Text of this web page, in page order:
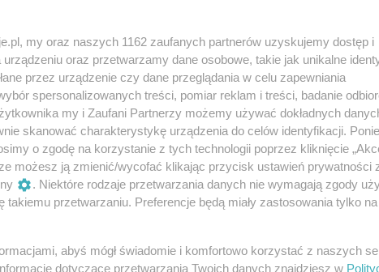
z 1. miejsca zrzucił go finalnie o 0,011
Russell, gdyby nie przyblokowanie przez
to Maxowi Verstappenowi, który popełnił
postój Alexa Albona. Williams długo
wypuścił swojego zawodnika na tor.
zaczęły się objawiać poważne
trasie.
pic.twitter.com/Zj66pUNUfj — Formula 1
Więcej
my oraz naszych 1162 zaufanych partnerów uzyskujemy dostęp i
oraz przetwarzamy dane osobowe, takie jak unikalne
przez urządzenie czy dane przeglądania w celu zapewniania
spersonalizowanych treści, pomiar reklam i treści, badanie
my i Zaufani Partnerzy możemy używać dokładnych
skanować charakterystykę urządzenia do celów identyfikacji.
o zgodę na korzystanie z tych technologii poprzez kliknięcie
możesz ją zmienić/wycofać klikając przycisk ustawień prywatności
. Niektóre rodzaje przetwarzania danych nie wymagają zgody
przetwarzaniu. Preferencje będą miały zastosowania tylko
abyś mógł świadomie i komfortowo korzystać z naszych
dotyczące przetwarzania Twoich danych znajdziesz w